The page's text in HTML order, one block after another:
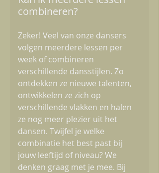
combineren?
Zeker! Veel van onze dansers
volgen meerdere lessen per
week of combineren
verschillende dansstijlen. Zo
ontdekken ze nieuwe talenten,
ontwikkelen ze zich op
verschillende vlakken en halen
ze nog meer plezier uit het
dansen. Twijfel je welke
combinatie het best past bij
jouw leeftijd of niveau? We
denken graag met je mee. Bij